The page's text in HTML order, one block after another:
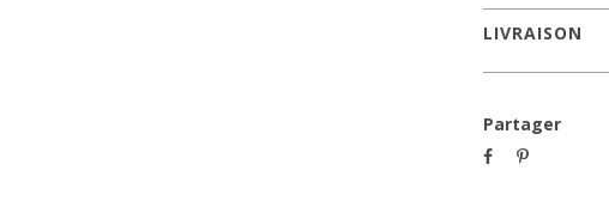
LIVRAISON
Partager